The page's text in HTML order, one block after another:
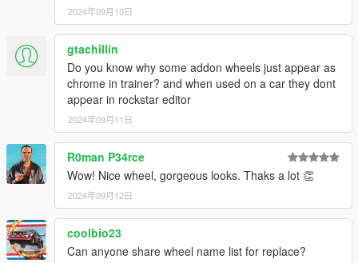
2024年09月10日
gtachillin
Do you know why some addon wheels just appear as
chrome in trainer? and when used on a car they dont
appear in rockstar editor
2024年09月11日
R0man P34rce
Wow! Nice wheel, gorgeous looks. Thaks a lot 👏
2024年09月12日
coolbio23
Can anyone share wheel name list for replace?